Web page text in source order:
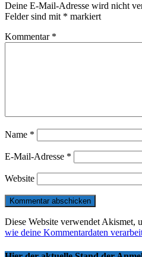
Deine E-Mail-Adresse wird nicht
Felder sind mit * markiert
Kommentar *
Name *
E-Mail-Adresse *
Website
Diese Website verwendet Akismet,
wie deine Kommentardaten